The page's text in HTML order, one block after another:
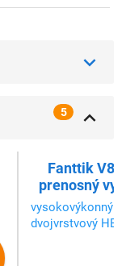
5
Fanttik V8
prenosný
vysokovýkonný
dvojvrstvový